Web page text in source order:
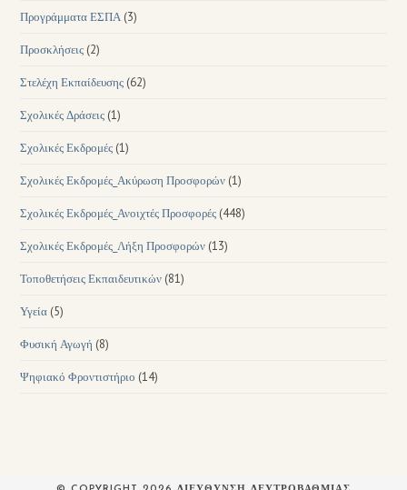
Προγράμματα ΕΣΠΑ (3)
Προσκλήσεις (2)
Στελέχη Εκπαίδευσης (62)
Σχολικές Δράσεις (1)
Σχολικές Εκδρομές (1)
Σχολικές Εκδρομές_Ακύρωση Προσφορών (1)
Σχολικές Εκδρομές_Ανοιχτές Προσφορές (448)
Σχολικές Εκδρομές_Λήξη Προσφορών (13)
Τοποθετήσεις Εκπαιδευτικών (81)
Υγεία (5)
Φυσική Αγωγή (8)
Ψηφιακό Φροντιστήριο (14)